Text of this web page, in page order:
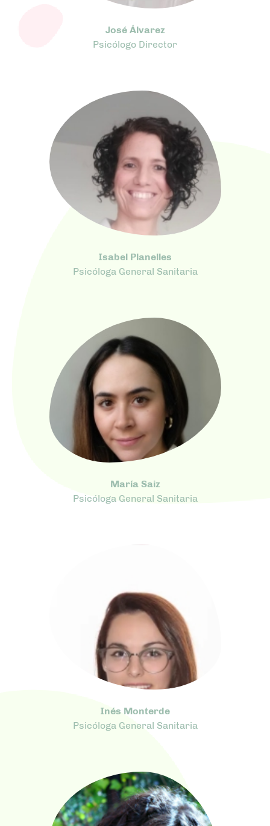
José Álvarez
Psicólogo Director
Isabel Planelles
Psicóloga General Sanitaria
María Saiz
Psicóloga General Sanitaria
Inés Monterde
Psicóloga General Sanitaria